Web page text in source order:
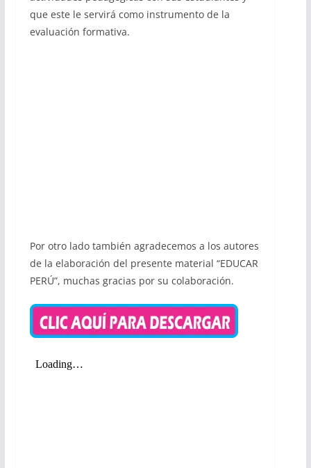
que este le servirá como instrumento de la
evaluación formativa.
Por otro lado también agradecemos a los autores
de la elaboración del presente material “EDUCAR
PERÚ”, muchas gracias por su colaboración.